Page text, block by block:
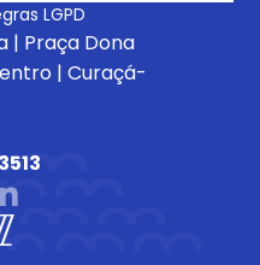
LGPD
| Praça Dona
| Curaçá-